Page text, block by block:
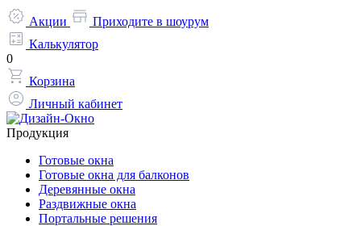
Акции
Приходите в шоурум
Калькулятор
0
Корзина
Личный кабинет
Продукция
Готовые окна
Готовые окна для балконов
Деревянные окна
Раздвижные окна
Портальные решения